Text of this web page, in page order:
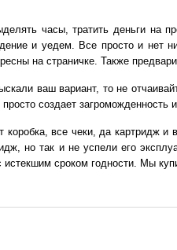
часы, тратить деньги на
и уедем. Все просто и нет
на страничке. Также
ваш вариант, то не
создает загроможденность
коробка, все чеки, да картридж
но так и не успели его
истекшим сроком годности. Мы